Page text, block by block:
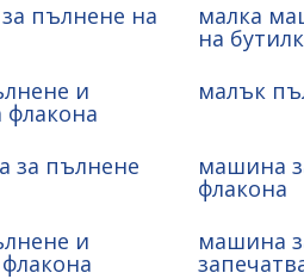
пълнене на
малка
на
и
малък
за пълнене
машина
флакона
и
машина